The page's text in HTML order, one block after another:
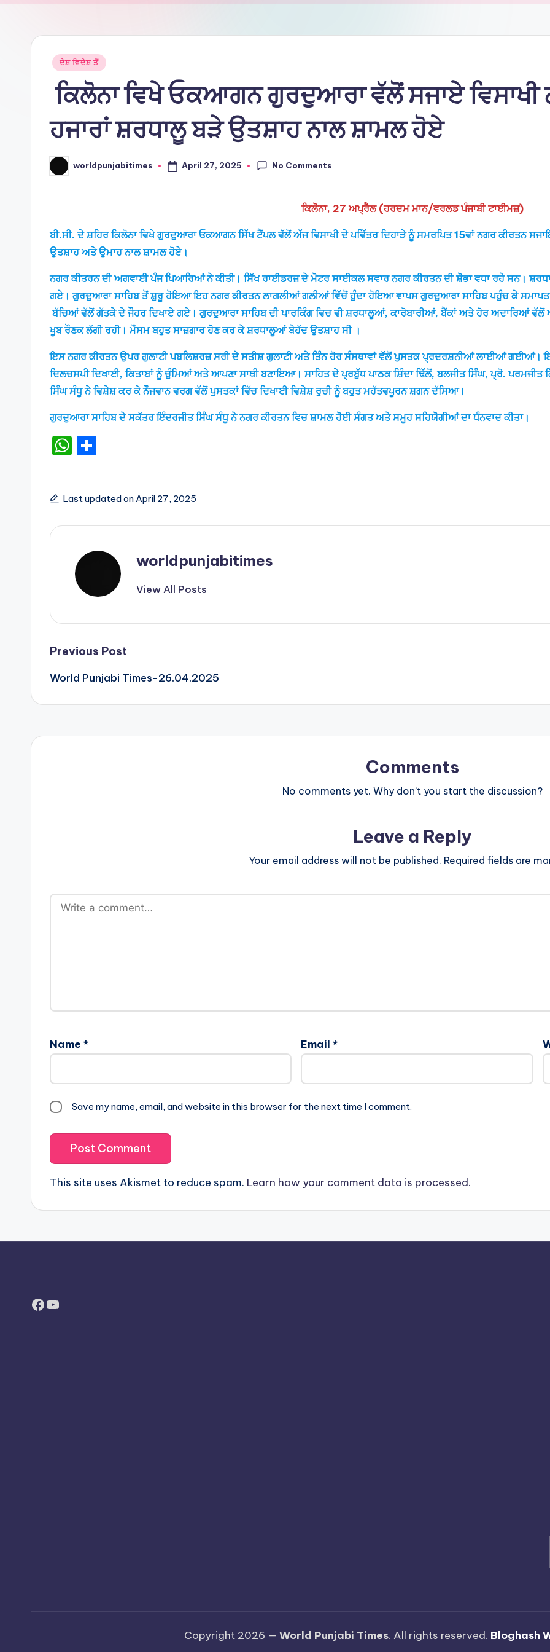
m
Posted
ਦੇਸ਼ ਵਿਦੇਸ਼ ਤੋਂ
ਕਿਲੋਨਾ ਵਿਖੇ ਓਕਆਗਨ ਗੁਰਦੁਆਰਾ ਵੱਲੋਂ ਸਜਾਏ ਵਿਸਾਖੀ
ਹਜਾਰਾਂ ਸ਼ਰਧਾਲੂ ਬੜੇ ਉਤਸ਼ਾਹ ਨਾਲ ਸ਼ਾਮਲ ਹੋਏ
Posted
by
worldpunjabitimes April 27, 2025 No Comments
ਕਿਲੋਨਾ, 27 ਅਪ੍ਰੈਲ (ਹਰਦਮ ਮਾਨ/ਵਰਲਡ ਪੰਜਾਬੀ ਟਾਈਮਜ਼)
ਬੀ.ਸੀ. ਦੇ ਸ਼ਹਿਰ ਕਿਲੋਨਾ ਵਿਖੇ ਗੁਰਦੁਆਰਾ ਓਕਆਗਨ ਸਿੱਖ ਟੈਂਪਲ ਵੱਲੋਂ ਅੱਜ ਵਿਸਾਖੀ ਦੇ ਪਵਿੱਤਰ ਦਿਹਾੜੇ ਨੂੰ ਸਮਰਪਿਤ 15ਵਾਂ ਨਗਰ ਕੀਰਤਨ
ਉਤਸ਼ਾਹ ਅਤੇ ਉਮਾਹ ਨਾਲ ਸ਼ਾਮਲ ਹੋਏ।
ਨਗਰ ਕੀਤਰਨ ਦੀ ਅਗਵਾਈ ਪੰਜ ਪਿਆਰਿਆਂ ਨੇ ਕੀਤੀ। ਸਿੱਖ ਰਾਈਡਰਜ਼ ਦੇ ਮੋਟਰ ਸਾਈਕਲ ਸਵਾਰ ਨਗਰ ਕੀਰਤਨ ਦੀ ਸ਼ੋਭਾ ਵਧਾ ਰਹੇ ਸਨ।
ਗਏ। ਗੁਰਦੁਆਰਾ ਸਾਹਿਬ ਤੋਂ ਸ਼ੁਰੂ ਹੋਇਆ ਇਹ ਨਗਰ ਕੀਰਤਨ ਲਾਗਲੀਆਂ ਗਲੀਆਂ ਵਿੱਚੋਂ ਹੁੰਦਾ ਹੋਇਆ ਵਾਪਸ ਗੁਰਦੁਆਰਾ ਸਾਹਿਬ ਪਹੁੰਚ ਕੇ
ਬੱਚਿਆਂ ਵੱਲੋਂ ਗੱਤਕੇ ਦੇ ਜੌਹਰ ਦਿਖਾਏ ਗਏ। ਗੁਰਦੁਆਰਾ ਸਾਹਿਬ ਦੀ ਪਾਰਕਿੰਗ ਵਿਚ ਵੀ ਸ਼ਰਧਾਲੂਆਂ, ਕਾਰੋਬਾਰੀਆਂ, ਬੈਂਕਾਂ ਅਤੇ ਹੋਰ ਅਦਾਰਿਆਂ
ਖੂਬ ਰੌਣਕ ਲੱਗੀ ਰਹੀ। ਮੌਸਮ ਬਹੁਤ ਸਾਜ਼ਗਾਰ ਹੋਣ ਕਰ ਕੇ ਸ਼ਰਧਾਲੂਆਂ ਬੇਹੱਦ ਉਤਸ਼ਾਹ ਸੀ ।
ਇਸ ਨਗਰ ਕੀਰਤਨ ਉਪਰ ਗੁਲਾਟੀ ਪਬਲਿਸ਼ਰਜ਼ ਸਰੀ ਦੇ ਸਤੀਸ਼ ਗੁਲਾਟੀ ਅਤੇ ਤਿੰਨ ਹੋਰ ਸੰਸਥਾਵਾਂ ਵੱਲੋਂ ਪੁਸਤਕ ਪ੍ਰਦਰਸ਼ਨੀਆਂ ਲਾਈਆਂ ਗਈਆਂ।
ਦਿਲਚਸਪੀ ਦਿਖਾਈ, ਕਿਤਾਬਾਂ ਨੂੰ ਚੁੰਮਿਆਂ ਅਤੇ ਆਪਣਾ ਸਾਥੀ ਬਣਾਇਆ। ਸਾਹਿਤ ਦੇ ਪ੍ਰਬੁੱਧ ਪਾਠਕ ਸ਼ਿੰਦਾ ਢਿੱਲੋਂ, ਬਲਜੀਤ ਸਿੰਘ, ਪ੍ਰੋ.
ਸਿੰਘ ਸੰਧੂ ਨੇ ਵਿਸ਼ੇਸ਼ ਕਰ ਕੇ ਨੌਜਵਾਨ ਵਰਗ ਵੱਲੋਂ ਪੁਸਤਕਾਂ ਵਿੱਚ ਦਿਖਾਈ ਵਿਸ਼ੇਸ਼ ਰੁਚੀ ਨੂੰ ਬਹੁਤ ਮਹੱਤਵਪੂਰਨ ਸ਼ਗਨ ਦੱਸਿਆ।
ਗੁਰਦੁਆਰਾ ਸਾਹਿਬ ਦੇ ਸਕੱਤਰ ਇੰਦਰਜੀਤ ਸਿੰਘ ਸੰਧੂ ਨੇ ਨਗਰ ਕੀਰਤਨ ਵਿਚ ਸ਼ਾਮਲ ਹੋਈ ਸੰਗਤ ਅਤੇ ਸਮੂਹ ਸਹਿਯੋਗੀਆਂ ਦਾ ਧੰਨਵਾਦ ਕੀਤਾ।
W
ts
A
p
e
Last updated on April 27, 2025
worldpunjabitimes
View All Posts
Post
navigation
Previous Post
World Punjabi Times-26.04.2025
Comments
No comments yet. Why don’t you start the discussion?
Leave a Reply
Your email address will not be published. Required fields are
Name * Email *
Save my name, email, and website in this browser for the next time I comment.
This site uses Akismet to reduce spam. Learn how your comment data is processed.
Facebook
YouTube
Copyright 2026 — World Punjabi Times. All rights reserved. Bloghash